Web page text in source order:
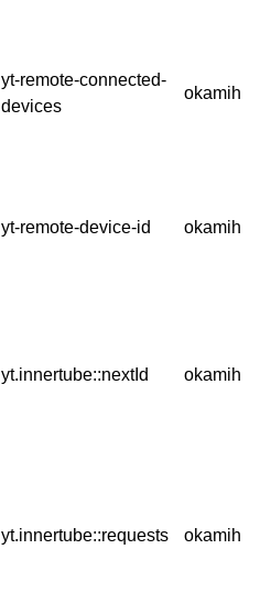
yt-remote-connected-
devices
okamih
yt-remote-device-id okamih
yt.innertube::nextId okamih
yt.innertube::requests okamih